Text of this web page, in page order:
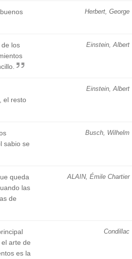
Herbert, George
Einstein, Albert
de los
Einstein, Albert
el resto
Busch, Wilhelm
sabio se
ALAIN, Émile Chartier
queda
las
de
Condillac
arte de
es la